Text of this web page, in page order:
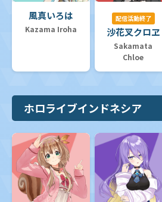
風真いろは
Kazama Iroha
配信活動終了
沙花叉クロヱ
Sakamata
Chloe
ホロライブインドネシア